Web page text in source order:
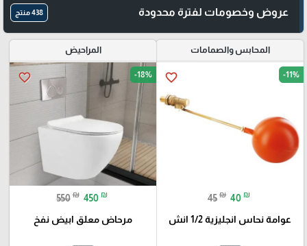
عروض وخصومات لفترة محدودة 438 منتج
المحابس والصمامات
favorite_border -11%
45 ₪ 40 ₪
عوامة نحاس انجليزية 1/2 انش
المراحيض
favorite_border -18%
550 ₪ 450 ₪
مرحاض معلق ابيض نفخ